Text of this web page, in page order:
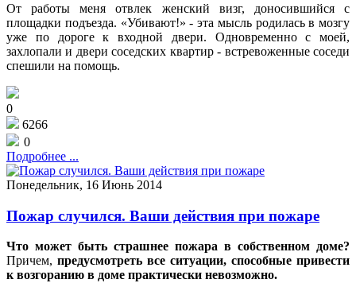
От работы меня отвлек женский визг, доносившийся с
площадки подъезда. «Убивают!» - эта мысль родилась в мозгу
уже по дороге к входной двери. Одновременно с моей,
захлопали и двери соседских квартир - встревоженные соседи
спешили на помощь.
0
6266
0
Подробнее ...
Понедельник, 16 Июнь 2014
Пожар случился. Ваши действия при пожаре
Что может быть страшнее пожара в собственном доме?
Причем, предусмотреть все ситуации, способные привести
к возгоранию в доме практически невозможно.